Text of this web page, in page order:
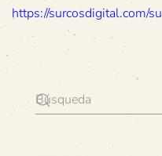
https://surcosdigital.com/